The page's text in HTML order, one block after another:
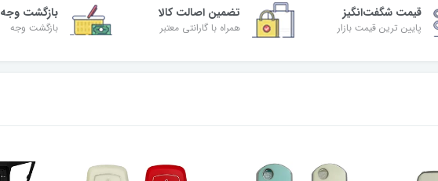
قیمت شگفت‌انگیز
پایین ترین قیمت بازار
تضمین اصالت کالا
همراه با گارانتی معتبر
بازگشت وجه
بازگشت وجه